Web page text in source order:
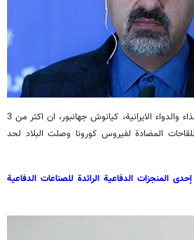
أعلن المتحدث باسم منظمة الغذاء والدواء الايرانية، كيانوش جهانبور، ان اكثر من 3
من اللقاحات المضادة لفيروس كورونا وصلت البلاد لحد
المنجزات الدفاعية الرائدة للصناعات الدفاعية